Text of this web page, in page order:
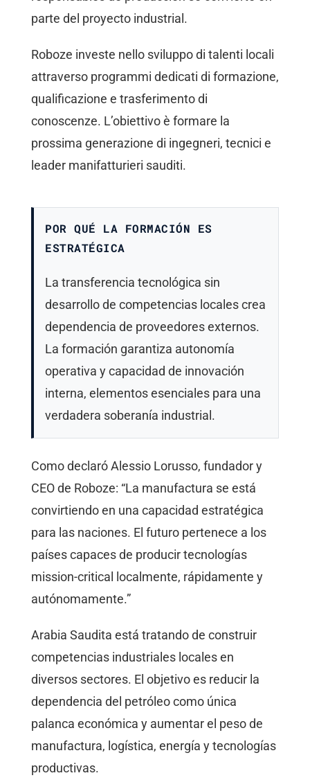
parte del proyecto industrial.
Roboze investe nello sviluppo di talenti locali
attraverso programmi dedicati di formazione,
qualificazione e trasferimento di
conoscenze. L’obiettivo è formare la
prossima generazione di ingegneri, tecnici e
leader manifatturieri sauditi.
POR QUÉ LA FORMACIÓN ES
ESTRATÉGICA
La transferencia tecnológica sin
desarrollo de competencias locales crea
dependencia de proveedores externos.
La formación garantiza autonomía
operativa y capacidad de innovación
interna, elementos esenciales para una
verdadera soberanía industrial.
Como declaró Alessio Lorusso, fundador y
CEO de Roboze: “La manufactura se está
convirtiendo en una capacidad estratégica
para las naciones. El futuro pertenece a los
países capaces de producir tecnologías
mission-critical localmente, rápidamente y
autónomamente.”
Arabia Saudita está tratando de construir
competencias industriales locales en
diversos sectores. El objetivo es reducir la
dependencia del petróleo como única
palanca económica y aumentar el peso de
manufactura, logística, energía y tecnologías
productivas.